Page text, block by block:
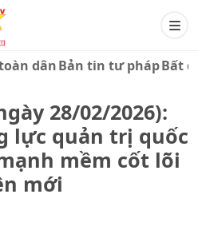
dânBản tin tư phápBất
28/02/2026):
lực quản trị quốc
mềm cốt lõi
mới